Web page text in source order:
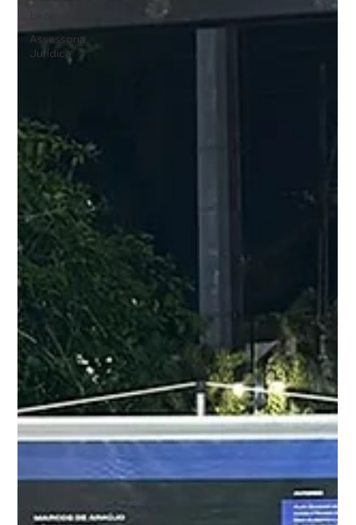
Assessoria
Jurídica